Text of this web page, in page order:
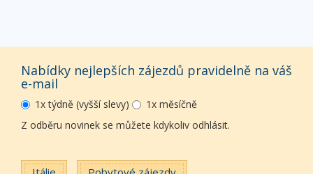
Nabídky nejlepších zájezdů pravidelně na váš
e-mail
1x týdně (vyšší slevy)
1x měsíčně
Z odběru novinek se můžete kdykoliv odhlásit.